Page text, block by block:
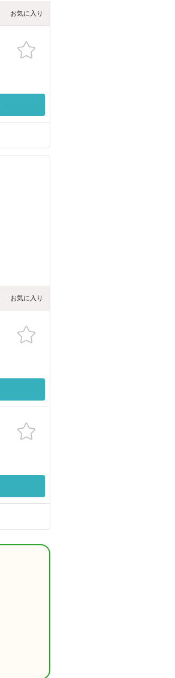
お気に入り
お気に入り